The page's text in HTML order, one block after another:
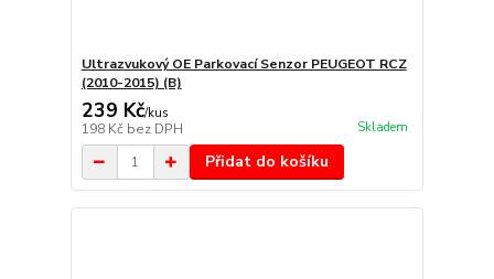
Ultrazvukový OE Parkovací Senzor PEUGEOT RCZ
(2010-2015) (B)
239 Kč/kus
198 Kč bez DPH Skladem
Přidat do košíku